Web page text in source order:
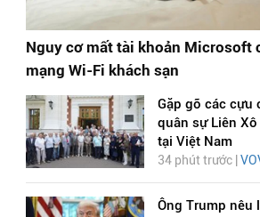
Nguy cơ mất tài khoản Microsoft
mạng Wi-Fi khách sạn
Gặp gỡ các cựu
quân sự Liên
tại Việt Nam
34 phút trước |
Ông Trump nêu